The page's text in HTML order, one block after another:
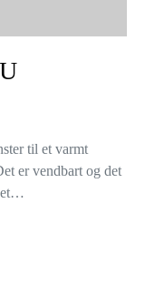
til et varmt
er vendbart og det